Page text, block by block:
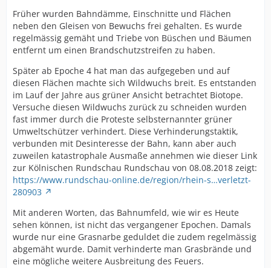
Früher wurden Bahndämme, Einschnitte und Flächen
neben den Gleisen von Bewuchs frei gehalten. Es wurde
regelmässig gemäht und Triebe von Büschen und Bäumen
entfernt um einen Brandschutzstreifen zu haben.
Später ab Epoche 4 hat man das aufgegeben und auf
diesen Flächen machte sich Wildwuchs breit. Es entstanden
im Lauf der Jahre aus grüner Ansicht betrachtet Biotope.
Versuche diesen Wildwuchs zurück zu schneiden wurden
fast immer durch die Proteste selbsternannter grüner
Umweltschützer verhindert. Diese Verhinderungstaktik,
verbunden mit Desinteresse der Bahn, kann aber auch
zuweilen katastrophale Ausmaße annehmen wie dieser Link
zur Kölnischen Rundschau Rundschau von 08.08.2018 zeigt:
https://www.rundschau-online.de/region/rhein-s…verletzt-
280903
Mit anderen Worten, das Bahnumfeld, wie wir es Heute
sehen können, ist nicht das vergangener Epochen. Damals
wurde nur eine Grasnarbe geduldet die zudem regelmässig
abgemäht wurde. Damit verhinderte man Grasbrände und
eine mögliche weitere Ausbreitung des Feuers.